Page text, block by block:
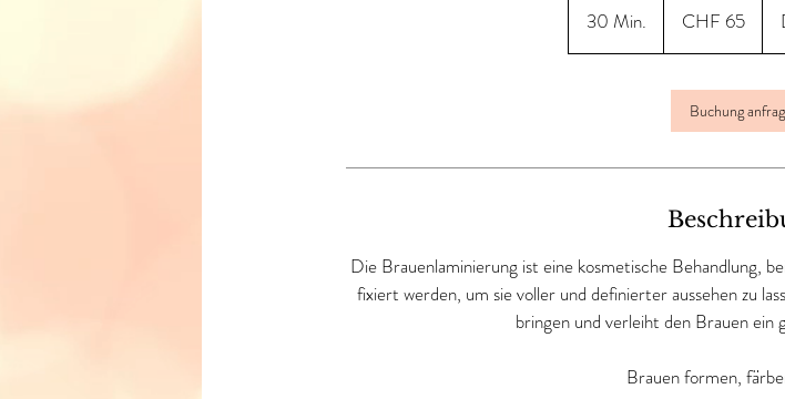
30 Min.
0
Franken
CHF 65
Buchung
Die Brauenlaminierung ist eine kosmetische Behandlung,
fixiert werden, um sie voller und definierter aussehen zu
bringen und verleiht den Brauen ein
Brauen formen,